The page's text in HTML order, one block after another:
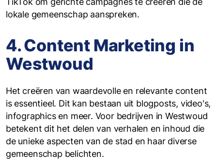
lokale gemeenschap aanspreken.
4. Content Marketing in
Westwoud
Het creëren van waardevolle en relevante content
is essentieel. Dit kan bestaan uit blogposts, video's,
infographics en meer. Voor bedrijven in Westwoud
betekent dit het delen van verhalen en inhoud die
de unieke aspecten van de stad en haar diverse
gemeenschap belichten.